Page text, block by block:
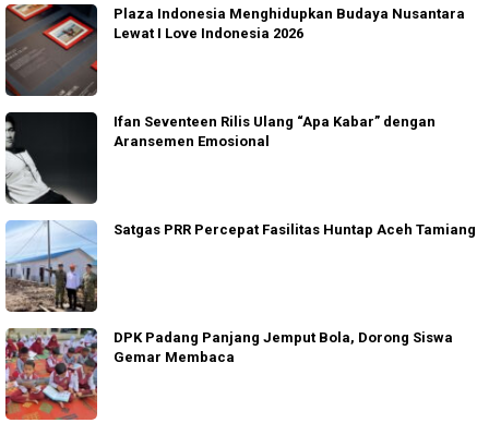
Plaza Indonesia Menghidupkan Budaya Nusantara
Lewat I Love Indonesia 2026
Ifan Seventeen Rilis Ulang “Apa Kabar” dengan
Aransemen Emosional
Satgas PRR Percepat Fasilitas Huntap Aceh Tamiang
DPK Padang Panjang Jemput Bola, Dorong Siswa
Gemar Membaca